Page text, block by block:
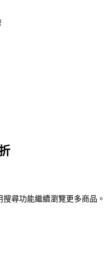
尋功能繼續瀏覽更多商品。